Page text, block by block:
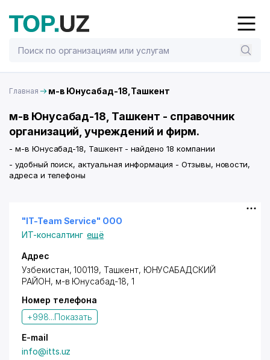
Главная м-в Юнусабад-18,Ташкент
м-в Юнусабад-18, Ташкент - справочник
организаций, учреждений и фирм.
- м-в Юнусабад-18, Ташкент - найдено 18 компании
- удобный поиск, актуальная информация - Отзывы, новости,
адреса и телефоны
"IT-Team Service" ООО
ИТ-консалтинг ещё
Адрес
Узбекистан, 100119, Ташкент, ЮНУСАБАДСКИЙ
РАЙОН, м-в Юнусабад-18, 1
Номер телефона
+998...Показать
E-mail
info@itts.uz